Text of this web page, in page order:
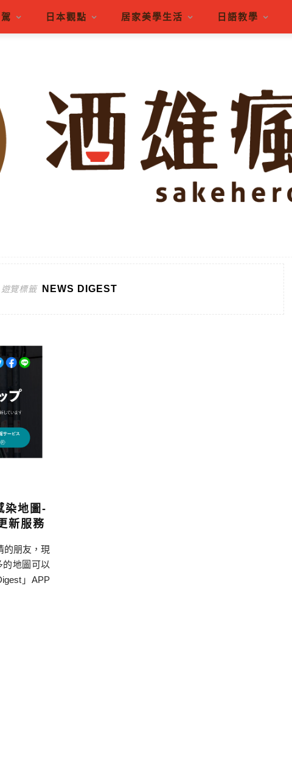
日本觀點 居家美學生活 日語教學
遊覽標籤 NEWS DIGEST
染地圖-
新服務
的朋友，現
地圖可以
」APP
當然不下